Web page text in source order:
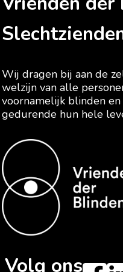
Wij dragen bij aan de
welzijn van alle
voornamelijk blinden en
gedurende hun hele
Volg ons